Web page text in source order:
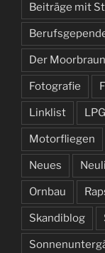
Beiträge mit
Der
Fotografie
Linklist LPG
Motorfliegen
Neues
Ornbau
Skandiblog